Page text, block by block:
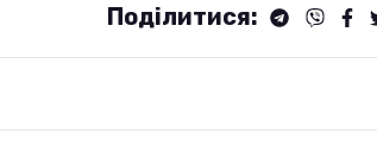
Поділитися: